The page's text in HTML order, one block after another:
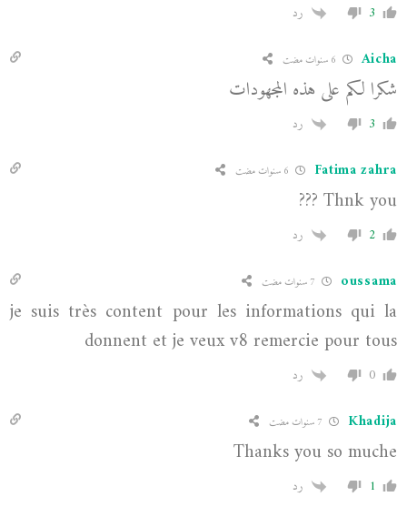
3 رد
Aicha
شكرا لكم على هذه المجهودات
3 رد
Fatima zahra
Thnk you ???
2 رد
oussama
je suis très content pour les informations qui la
donnent et je veux v8 remercie pour tous
0 رد
Khadija
Thanks you so muche
1 رد